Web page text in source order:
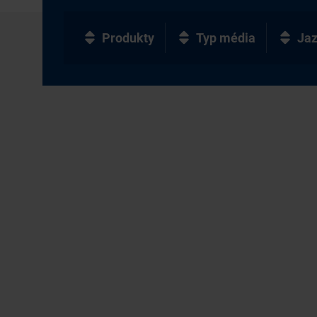
Produkty Typ média